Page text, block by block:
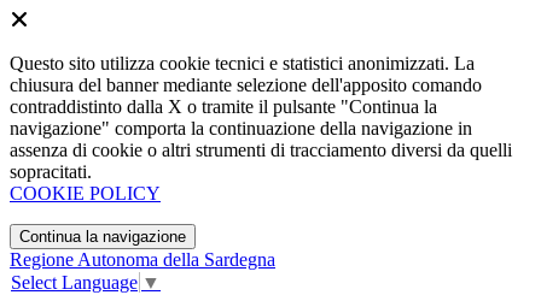
Questo sito utilizza cookie tecnici e statistici anonimizzati. La
chiusura del banner mediante selezione dell'apposito comando
contraddistinto dalla X o tramite il pulsante "Continua la
navigazione" comporta la continuazione della navigazione in
assenza di cookie o altri strumenti di tracciamento diversi da quelli
sopracitati.
COOKIE POLICY
Continua la navigazione
Regione Autonoma della Sardegna
Select Language ▼